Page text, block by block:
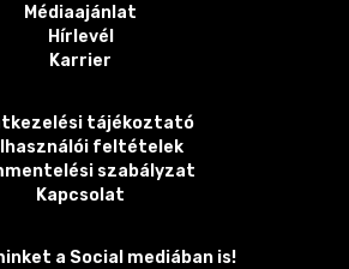
Médiaajánlat
Hírlevél
Karrier
tájékoztató
feltételek
szabályzat
Kapcsolat
a Social mediában is!